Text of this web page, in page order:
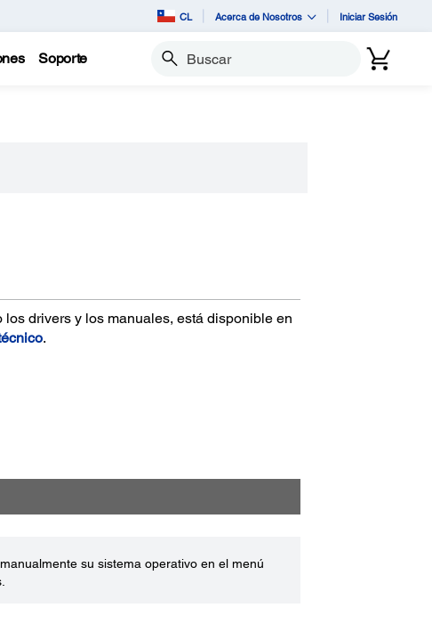
CL Acerca de Nosotros Iniciar Sesión
Soporte Buscar
drivers y los manuales, está disponible en
.
su sistema operativo en el menú